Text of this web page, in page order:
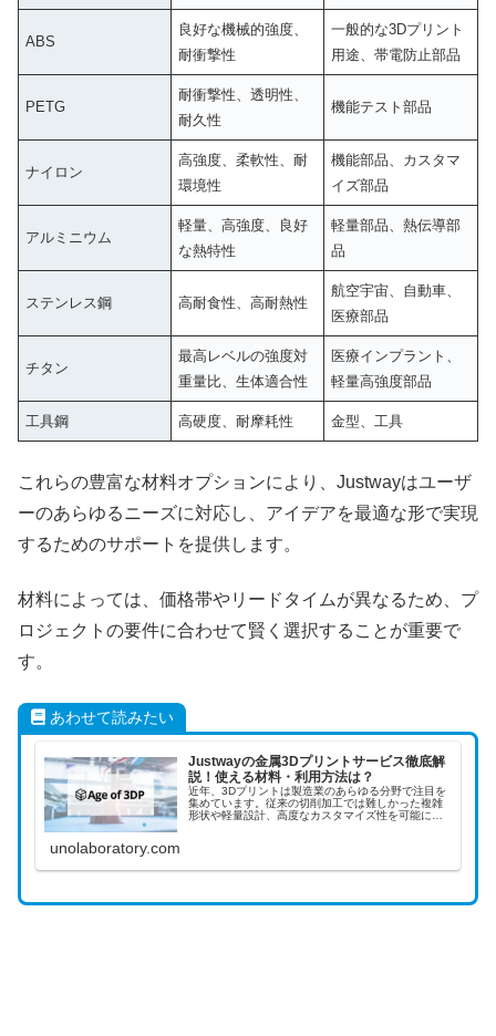
ABS
良好な機械的強度、
耐衝撃性
一般的な3Dプリント
用途、帯電防止部品
PETG
耐衝撃性、透明性、
耐久性
機能テスト部品
ナイロン
高強度、柔軟性、耐
環境性
機能部品、カスタマ
イズ部品
アルミニウム
軽量、高強度、良好
な熱特性
軽量部品、熱伝導部
品
ステンレス鋼 高耐食性、高耐熱性
航空宇宙、自動車、
医療部品
チタン
最高レベルの強度対
重量比、生体適合性
医療インプラント、
軽量高強度部品
工具鋼 高硬度、耐摩耗性 金型、工具
これらの豊富な材料オプションにより、Justwayはユーザ
ーのあらゆるニーズに対応し、アイデアを最適な形で実現
するためのサポートを提供します。
材料によっては、価格帯やリードタイムが異なるため、プ
ロジェクトの要件に合わせて賢く選択することが重要で
す。
あわせて読みたい
Justwayの金属3Dプリントサービス徹底解
説！使える材料・利用方法は？
近年、3Dプリントは製造業のあらゆる分野で注目を
集めています。従来の切削加工では難しかった複雑
形状や軽量設計、高度なカスタマイズ性を可能にす
unolaboratory.com